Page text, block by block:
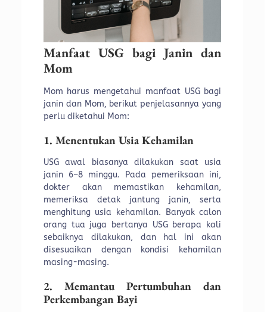
Manfaat USG bagi Janin dan
Mom
Mom harus mengetahui manfaat USG bagi
janin dan Mom, berikut penjelasannya yang
perlu diketahui Mom:
1. Menentukan Usia Kehamilan
USG awal biasanya dilakukan saat usia
janin 6–8 minggu. Pada pemeriksaan ini,
dokter akan memastikan kehamilan,
memeriksa detak jantung janin, serta
menghitung usia kehamilan. Banyak calon
orang tua juga bertanya USG berapa kali
sebaiknya dilakukan, dan hal ini akan
disesuaikan dengan kondisi kehamilan
masing-masing.
2. Memantau Pertumbuhan dan
Perkembangan Bayi